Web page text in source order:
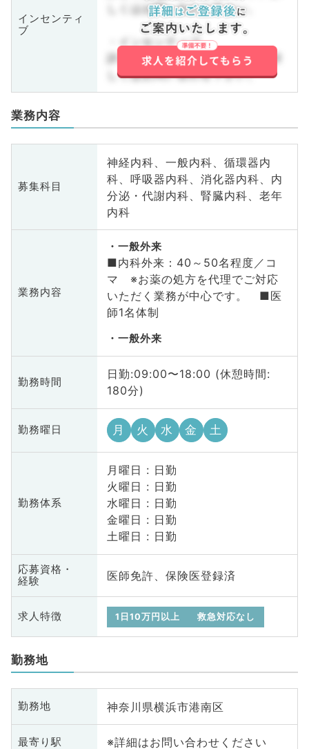
インセンティ
ブ
しくはお問い合わせ下さい。
・インセンティブ
詳しくはお問い合わせ下さい。詳
しくはお問い合わせ下さい。
業務内容
募集科目
神経内科、一般内科、循環器内
科、呼吸器内科、消化器内科、内
分泌・代謝内科、腎臓内科、老年
内科
業務内容
一般外来
■内科外来：40～50名程度／コ
マ ※お薬の処方を代理でご対応
いただく業務が中心です。 ■医
師1名体制
一般外来
勤務時間
日勤:09:00〜18:00 (休憩時間:
180分)
勤務曜日 月 火 水 金 土
勤務体系
月曜日 : 日勤
火曜日 : 日勤
水曜日 : 日勤
金曜日 : 日勤
土曜日 : 日勤
応募資格・
経験
医師免許、保険医登録済
求人特徴 1日10万円以上 救急対応なし
勤務地
勤務地 神奈川県横浜市港南区
最寄り駅 ※詳細はお問い合わせください